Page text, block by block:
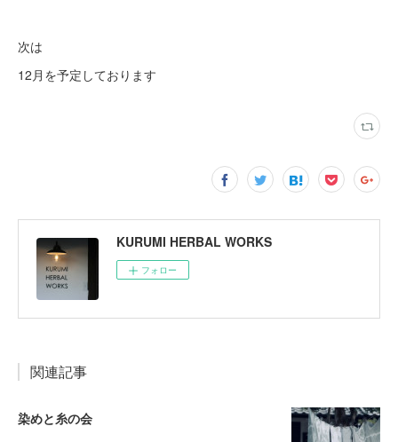
次は
12月を予定しております
KURUMI HERBAL WORKS
フォロー
関連記事
染めと糸の会